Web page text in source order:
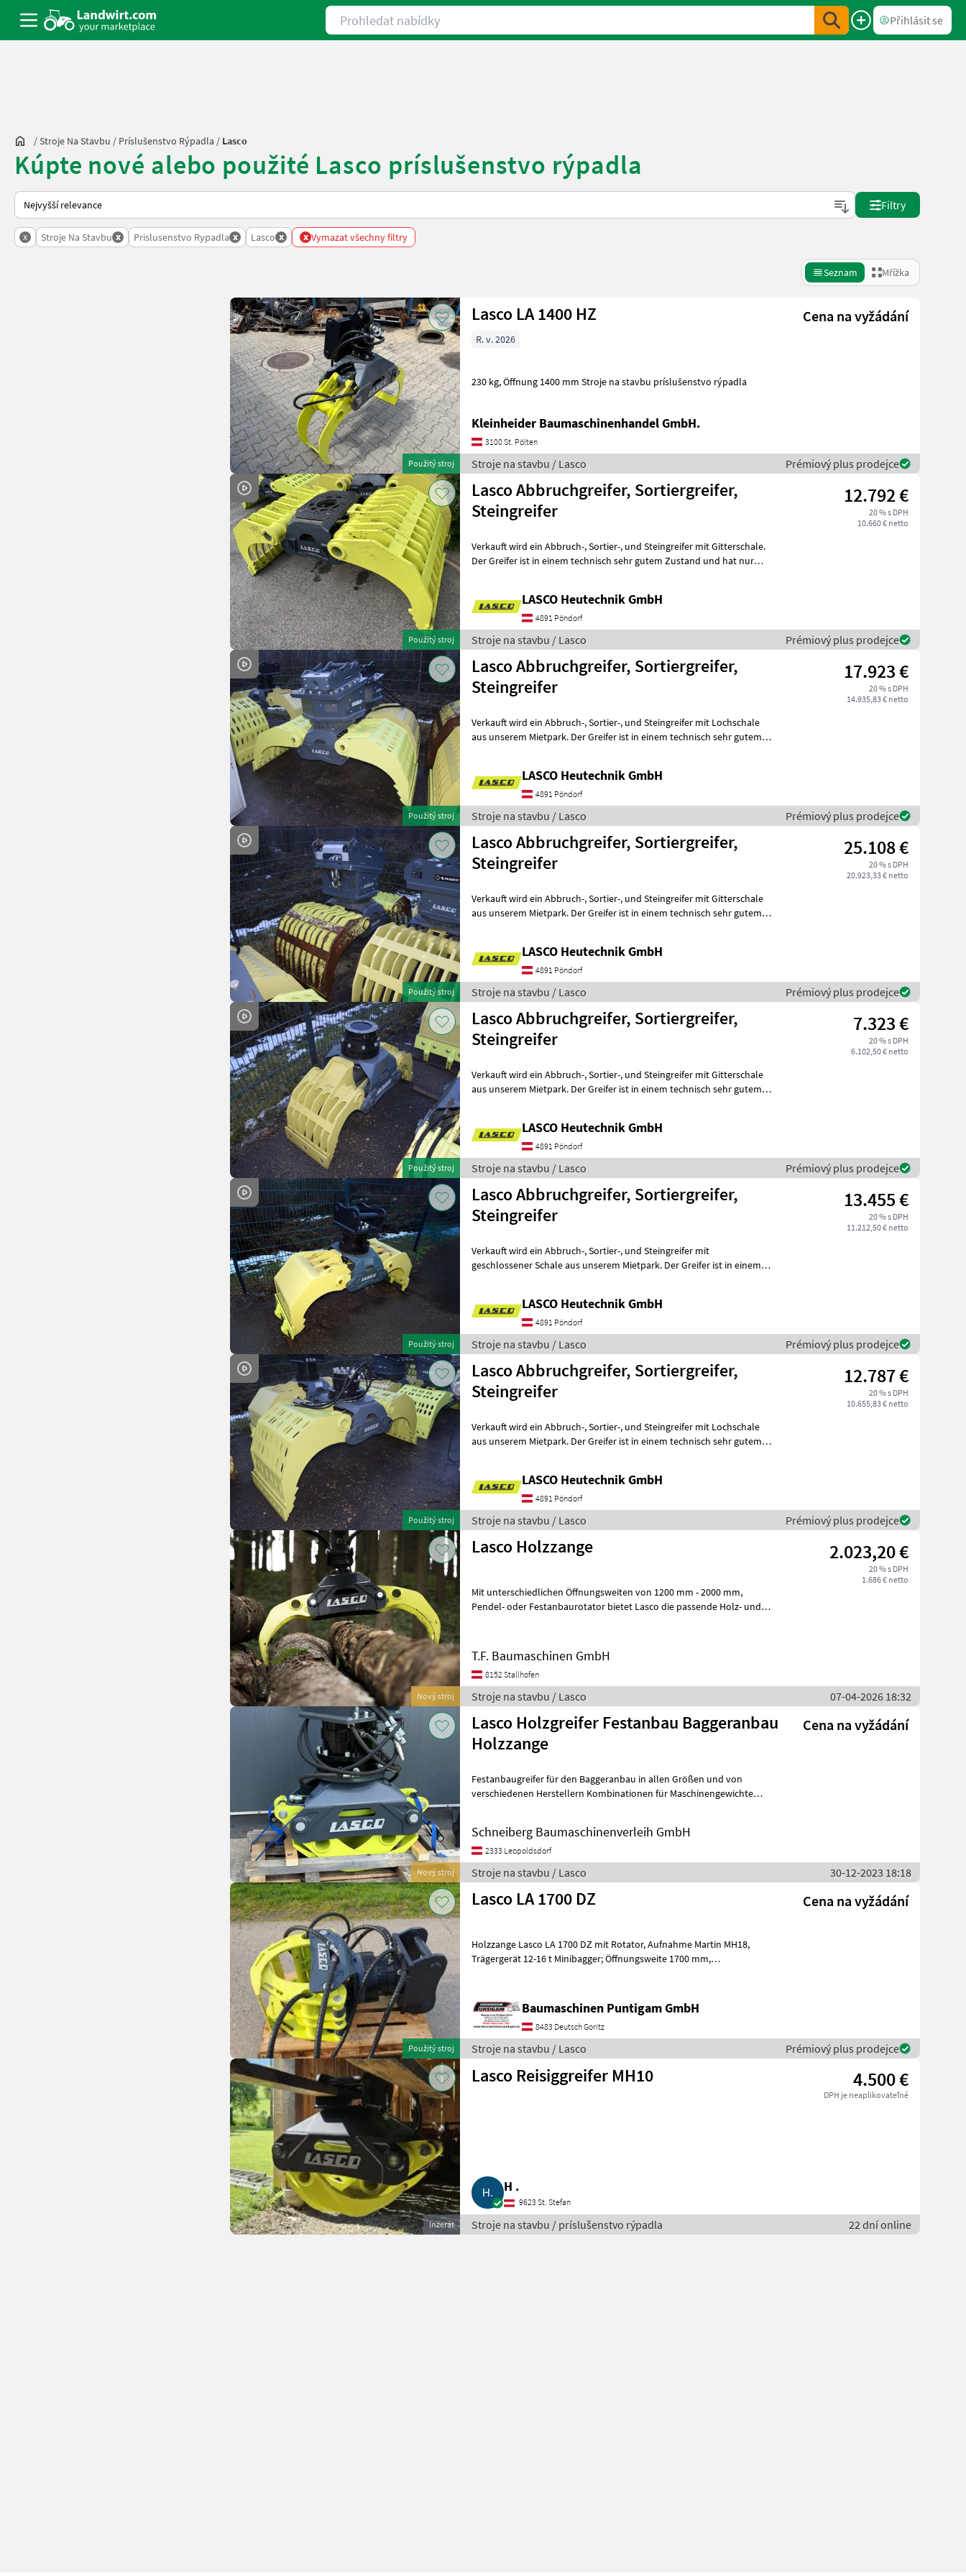
Prohledat nabídky
Přihlásit se
/Stroje Na Stavbu / Príslušenstvo Rýpadla / Lasco
Kúpte nové alebo použité Lasco príslušenstvo rýpadla
Takto se řadí nabídky na Landwirt.com
Filtry
x Stroje Na Stavbu x Prislusenstvo Rypadla x Lasco x x Vymazat všechny filtry
Seznam Mřížka
Použitý stroj
Lasco LA 1400 HZ Cena na vyžádání
R. v. 2026
230 kg, Öffnung 1400 mm Stroje na stavbu príslušenstvo rýpadla
Kleinheider Baumaschinenhandel GmbH.
3100 St. Pölten
Stroje na stavbu / Lasco Prémiový plus prodejce
Použitý stroj
Lasco Abbruchgreifer, Sortiergreifer,
Steingreifer
12.792 €
20 % s DPH
10.660 € netto
Verkauft wird ein Abbruch-, Sortier-, und Steingreifer mit Gitterschale.
Der Greifer ist in einem technisch sehr gutem Zustand und hat nur
LASCO Heutechnik GmbH
4891 Pöndorf
Stroje na stavbu / Lasco Prémiový plus prodejce
Použitý stroj
Lasco Abbruchgreifer, Sortiergreifer,
Steingreifer
17.923 €
20 % s DPH
14.935,83 € netto
Verkauft wird ein Abbruch-, Sortier-, und Steingreifer mit Lochschale
aus unserem Mietpark. Der Greifer ist in einem technisch sehr gutem
LASCO Heutechnik GmbH
4891 Pöndorf
Stroje na stavbu / Lasco Prémiový plus prodejce
Použitý stroj
Lasco Abbruchgreifer, Sortiergreifer,
Steingreifer
25.108 €
20 % s DPH
20.923,33 € netto
Verkauft wird ein Abbruch-, Sortier-, und Steingreifer mit Gitterschale
aus unserem Mietpark. Der Greifer ist in einem technisch sehr gutem
LASCO Heutechnik GmbH
4891 Pöndorf
Stroje na stavbu / Lasco Prémiový plus prodejce
Použitý stroj
Lasco Abbruchgreifer, Sortiergreifer,
Steingreifer
7.323 €
20 % s DPH
6.102,50 € netto
Verkauft wird ein Abbruch-, Sortier-, und Steingreifer mit Gitterschale
aus unserem Mietpark. Der Greifer ist in einem technisch sehr gutem
LASCO Heutechnik GmbH
4891 Pöndorf
Stroje na stavbu / Lasco Prémiový plus prodejce
Použitý stroj
Lasco Abbruchgreifer, Sortiergreifer,
Steingreifer
13.455 €
20 % s DPH
11.212,50 € netto
Verkauft wird ein Abbruch-, Sortier-, und Steingreifer mit
geschlossener Schale aus unserem Mietpark. Der Greifer ist in einem
LASCO Heutechnik GmbH
4891 Pöndorf
Stroje na stavbu / Lasco Prémiový plus prodejce
Použitý stroj
Lasco Abbruchgreifer, Sortiergreifer,
Steingreifer
12.787 €
20 % s DPH
10.655,83 € netto
Verkauft wird ein Abbruch-, Sortier-, und Steingreifer mit Lochschale
aus unserem Mietpark. Der Greifer ist in einem technisch sehr gutem
LASCO Heutechnik GmbH
4891 Pöndorf
Stroje na stavbu / Lasco Prémiový plus prodejce
Nový stroj
Lasco Holzzange 2.023,20 €
20 % s DPH
1.686 € netto
Mit unterschiedlichen Öffnungsweiten von 1200 mm - 2000 mm,
Pendel- oder Festanbaurotator bietet Lasco die passende Holz- und
T.F. Baumaschinen GmbH
8152 Stallhofen
Stroje na stavbu / Lasco 07-04-2026 18:32
Nový stroj
Lasco Holzgreifer Festanbau Baggeranbau
Holzzange
Cena na vyžádání
Festanbaugreifer für den Baggeranbau in allen Größen und von
verschiedenen Herstellern Kombinationen für Maschinengewichte
Schneiberg Baumaschinenverleih GmbH
2333 Leopoldsdorf
Stroje na stavbu / Lasco 30-12-2023 18:18
Použitý stroj
Lasco LA 1700 DZ Cena na vyžádání
Holzzange Lasco LA 1700 DZ mit Rotator, Aufnahme Martin MH18,
Trägergerät 12-16 t Minibagger; Öffnungsweite 1700 mm,
Baumaschinen Puntigam GmbH
8483 Deutsch Goritz
Stroje na stavbu / Lasco Prémiový plus prodejce
Inzerát
Lasco Reisiggreifer MH10 4.500 €
DPH je neaplikovateľné
H .
9623 St. Stefan
Stroje na stavbu / príslušenstvo rýpadla 22 dní online